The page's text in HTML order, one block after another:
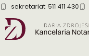
sekretariat: 511 411 430